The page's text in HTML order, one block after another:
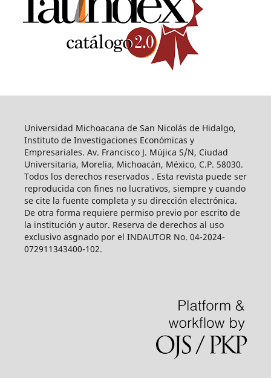
Universidad Michoacana de San Nicolás de Hidalgo,
Instituto de Investigaciones Económicas y
Empresariales. Av. Francisco J. Mújica S/N, Ciudad
Universitaria, Morelia, Michoacán, México, C.P. 58030.
Todos los derechos reservados . Esta revista puede ser
reproducida con fines no lucrativos, siempre y cuando
se cite la fuente completa y su dirección electrónica.
De otra forma requiere permiso previo por escrito de
la institución y autor. Reserva de derechos al uso
exclusivo asgnado por el INDAUTOR No. 04-2024-
072911343400-102.